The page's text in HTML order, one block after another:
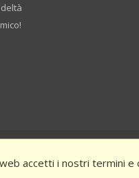
accetti i nostri termini e
e condizioni